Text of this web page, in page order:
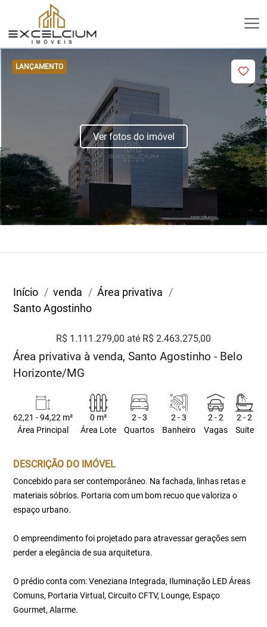
LANÇAMENTO
Ver fotos do imóvel
Início venda
Área privativa
Santo Agostinho
R$ 1.111.279,00 até R$ 2.463.275,00
Área privativa à venda, Santo Agostinho - Belo
Horizonte/MG
62,21 - 94,22 m²
Área Principal
0 m²
Área Lote
2 - 3
Quartos
2 - 3
Banheiro
2 - 2
Vagas
2 - 2
Suite
DESCRIÇÃO DO IMÓVEL
Concebido para ser contemporâneo. Na fachada, linhas retas e
materiais sóbrios. Portaria com um bom recuo que valoriza o
espaço urbano.
O empreendimento foi projetado para atravessar gerações sem
perder a elegância de sua arquitetura.
O prédio conta com: Veneziana Integrada, Iluminação LED Áreas
Comuns, Portaria Virtual, Circuito CFTV, Lounge, Espaço
Gourmet, Alarme.